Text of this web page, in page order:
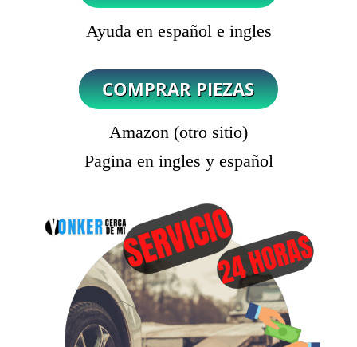
Ayuda en español e ingles
Amazon (otro sitio)
Pagina en ingles y español